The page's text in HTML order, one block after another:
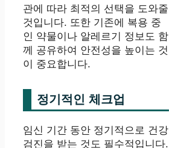
관에 따라 최적의 선택을 도와줄
것입니다. 또한 기존에 복용 중
인 약물이나 알레르기 정보도 함
께 공유하여 안전성을 높이는 것
이 중요합니다.
정기적인 체크업
임신 기간 동안 정기적으로 건강
검진을 받는 것도 필수적입니다.